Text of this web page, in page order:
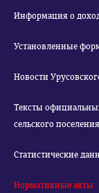
Информация о
Установленные
Новости
Тексты
сельского поселения
Статистические
Нормативные акты